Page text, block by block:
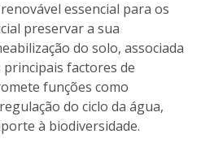
essencial para os
preservar a sua
do solo, associada
factores de
funções como
do ciclo da água,
à biodiversidade.